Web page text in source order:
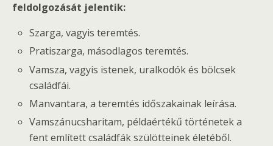
feldolgozását jelentik:
Szarga, vagyis teremtés.
Pratiszarga, másodlagos teremtés.
Vamsza, vagyis istenek, uralkodók és bölcsek
családfái.
Manvantara, a teremtés időszakainak leírása.
Vamszánucsharitam, példaértékű történetek a
fent említett családfák szülötteinek életéből.